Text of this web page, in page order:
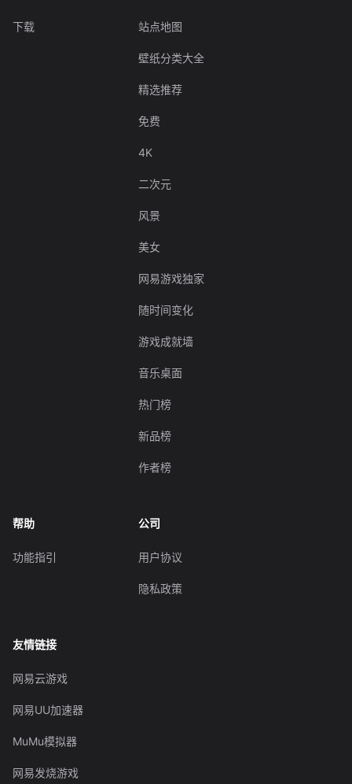
下载 站点地图
壁纸分类大全
精选推荐
免费
4K
二次元
风景
美女
网易游戏独家
随时间变化
游戏成就墙
音乐桌面
热门榜
新品榜
作者榜
帮助
功能指引
公司
用户协议
隐私政策
友情链接
网易云游戏
网易UU加速器
MuMu模拟器
网易发烧游戏